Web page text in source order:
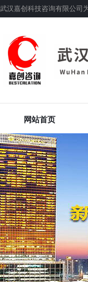
武汉嘉创科技咨询有限公司
网站首页